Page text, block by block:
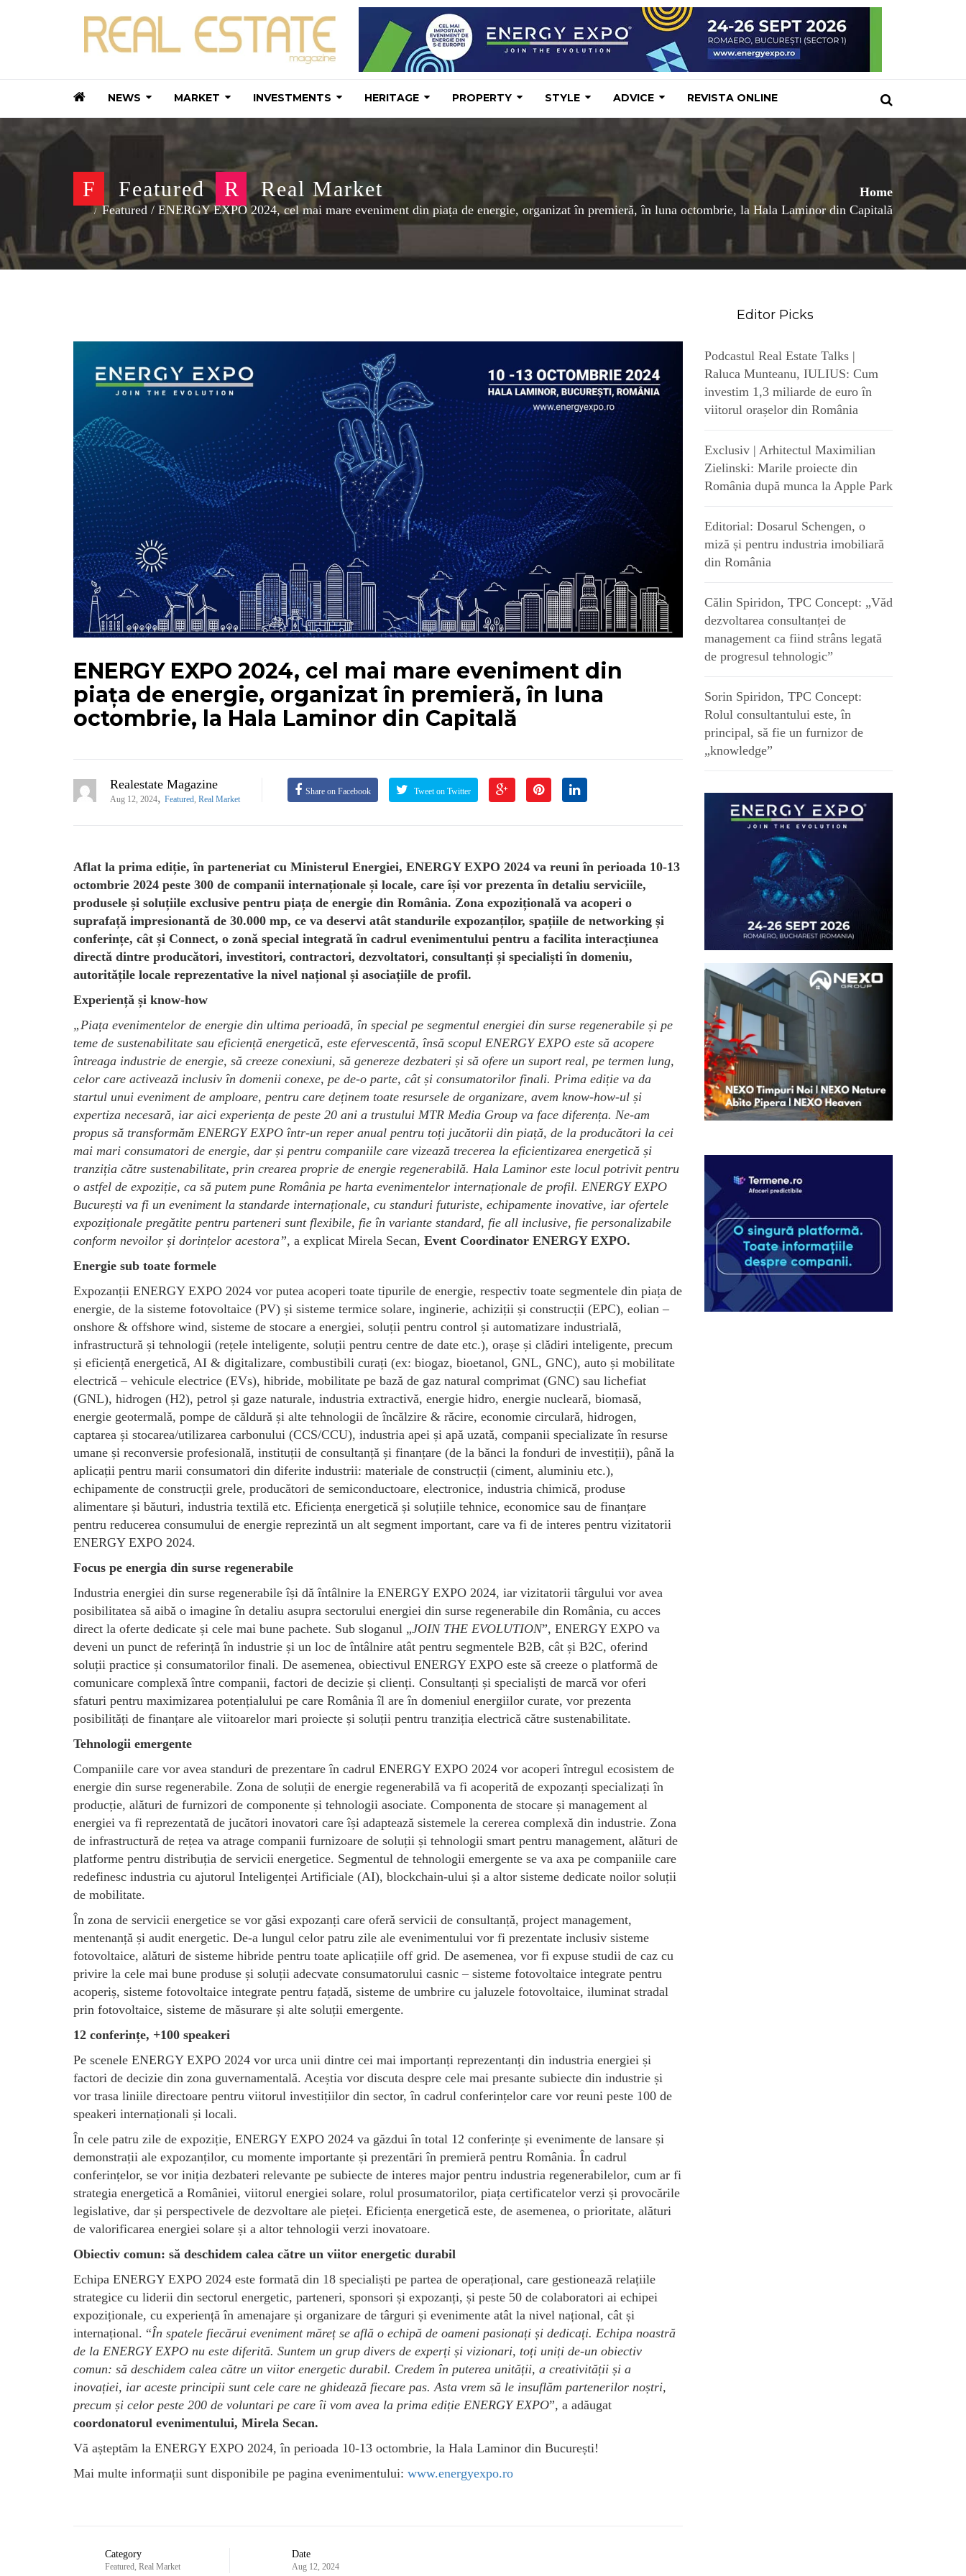
NEWS MARKET INVESTMENTS HERITAGE PROPERTY STYLE ADVICE REVISTA ONLINE
F Featured R Real Market
Home
Featured / ENERGY EXPO 2024, cel mai mare eveniment din piața de energie, organizat în premieră, în luna octombrie, la Hala Laminor din Capitală
ENERGY EXPO 2024, cel mai mare eveniment din
piața de energie, organizat în premieră, în luna
octombrie, la Hala Laminor din Capitală
Realestate Magazine
Aug 12, 2024, Featured, Real Market
Share on Facebook Tweet on Twitter
Aflat la prima ediție, în parteneriat cu Ministerul Energiei, ENERGY EXPO 2024 va reuni în perioada 10-13
octombrie 2024 peste 300 de companii internaționale și locale, care își vor prezenta în detaliu serviciile,
produsele și soluțiile exclusive pentru piața de energie din România. Zona expozițională va acoperi o
suprafață impresionantă de 30.000 mp, ce va deservi atât standurile expozanților, spațiile de networking și
conferințe, cât și Connect, o zonă special integrată în cadrul evenimentului pentru a facilita interacțiunea
directă dintre producători, investitori, contractori, dezvoltatori, consultanți și specialiști în domeniu,
autoritățile locale reprezentative la nivel național și asociațiile de profil.
Experiență și know-how
„Piața evenimentelor de energie din ultima perioadă, în special pe segmentul energiei din surse regenerabile și pe
teme de sustenabilitate sau eficiență energetică, este efervescentă, însă scopul ENERGY EXPO este să acopere
întreaga industrie de energie, să creeze conexiuni, să genereze dezbateri și să ofere un suport real, pe termen lung,
celor care activează inclusiv în domenii conexe, pe de-o parte, cât și consumatorilor finali. Prima ediție va da
startul unui eveniment de amploare, pentru care deținem toate resursele de organizare, avem know-how-ul și
expertiza necesară, iar aici experiența de peste 20 ani a trustului MTR Media Group va face diferența. Ne-am
propus să transformăm ENERGY EXPO într-un reper anual pentru toți jucătorii din piață, de la producători la cei
mai mari consumatori de energie, dar și pentru companiile care vizează trecerea la eficientizarea energetică și
tranziția către sustenabilitate, prin crearea proprie de energie regenerabilă. Hala Laminor este locul potrivit pentru
o astfel de expoziție, ca să putem pune România pe harta evenimentelor internaționale de profil. ENERGY EXPO
București va fi un eveniment la standarde internaționale, cu standuri futuriste, echipamente inovative, iar ofertele
expoziționale pregătite pentru parteneri sunt flexibile, fie în variante standard, fie all inclusive, fie personalizabile
conform nevoilor și dorințelor acestora”, a explicat Mirela Secan, Event Coordinator ENERGY EXPO.
Energie sub toate formele
Expozanții ENERGY EXPO 2024 vor putea acoperi toate tipurile de energie, respectiv toate segmentele din piața de
energie, de la sisteme fotovoltaice (PV) și sisteme termice solare, inginerie, achiziții și construcții (EPC), eolian –
onshore & offshore wind, sisteme de stocare a energiei, soluții pentru control și automatizare industrială,
infrastructură și tehnologii (rețele inteligente, soluții pentru centre de date etc.), orașe și clădiri inteligente, precum
și eficiență energetică, AI & digitalizare, combustibili curați (ex: biogaz, bioetanol, GNL, GNC), auto și mobilitate
electrică – vehicule electrice (EVs), hibride, mobilitate pe bază de gaz natural comprimat (GNC) sau lichefiat
(GNL), hidrogen (H2), petrol și gaze naturale, industria extractivă, energie hidro, energie nucleară, biomasă,
energie geotermală, pompe de căldură și alte tehnologii de încălzire & răcire, economie circulară, hidrogen,
captarea și stocarea/utilizarea carbonului (CCS/CCU), industria apei și apă uzată, companii specializate în resurse
umane și reconversie profesională, instituții de consultanță și finanțare (de la bănci la fonduri de investiții), până la
aplicații pentru marii consumatori din diferite industrii: materiale de construcții (ciment, aluminiu etc.),
echipamente de construcții grele, producători de semiconductoare, electronice, industria chimică, produse
alimentare și băuturi, industria textilă etc. Eficiența energetică și soluțiile tehnice, economice sau de finanțare
pentru reducerea consumului de energie reprezintă un alt segment important, care va fi de interes pentru vizitatorii
ENERGY EXPO 2024.
Focus pe energia din surse regenerabile
Industria energiei din surse regenerabile își dă întâlnire la ENERGY EXPO 2024, iar vizitatorii târgului vor avea
posibilitatea să aibă o imagine în detaliu asupra sectorului energiei din surse regenerabile din România, cu acces
direct la oferte dedicate și cele mai bune pachete. Sub sloganul „JOIN THE EVOLUTION”, ENERGY EXPO va
deveni un punct de referință în industrie și un loc de întâlnire atât pentru segmentele B2B, cât și B2C, oferind
soluții practice și consumatorilor finali. De asemenea, obiectivul ENERGY EXPO este să creeze o platformă de
comunicare complexă între companii, factori de decizie și clienți. Consultanți și specialiști de marcă vor oferi
sfaturi pentru maximizarea potențialului pe care România îl are în domeniul energiilor curate, vor prezenta
posibilități de finanțare ale viitoarelor mari proiecte și soluții pentru tranziția electrică către sustenabilitate.
Tehnologii emergente
Companiile care vor avea standuri de prezentare în cadrul ENERGY EXPO 2024 vor acoperi întregul ecosistem de
energie din surse regenerabile. Zona de soluții de energie regenerabilă va fi acoperită de expozanți specializați în
producție, alături de furnizori de componente și tehnologii asociate. Componenta de stocare și management al
energiei va fi reprezentată de jucători inovatori care își adaptează sistemele la cererea complexă din industrie. Zona
de infrastructură de rețea va atrage companii furnizoare de soluții și tehnologii smart pentru management, alături de
platforme pentru distribuția de servicii energetice. Segmentul de tehnologii emergente se va axa pe companiile care
redefinesc industria cu ajutorul Inteligenței Artificiale (AI), blockchain-ului și a altor sisteme dedicate noilor soluții
de mobilitate.
În zona de servicii energetice se vor găsi expozanți care oferă servicii de consultanță, project management,
mentenanță și audit energetic. De-a lungul celor patru zile ale evenimentului vor fi prezentate inclusiv sisteme
fotovoltaice, alături de sisteme hibride pentru toate aplicațiile off grid. De asemenea, vor fi expuse studii de caz cu
privire la cele mai bune produse și soluții adecvate consumatorului casnic – sisteme fotovoltaice integrate pentru
acoperiș, sisteme fotovoltaice integrate pentru fațadă, sisteme de umbrire cu jaluzele fotovoltaice, iluminat stradal
prin fotovoltaice, sisteme de măsurare și alte soluții emergente.
12 conferințe, +100 speakeri
Pe scenele ENERGY EXPO 2024 vor urca unii dintre cei mai importanți reprezentanți din industria energiei și
factori de decizie din zona guvernamentală. Aceștia vor discuta despre cele mai presante subiecte din industrie și
vor trasa liniile directoare pentru viitorul investițiilor din sector, în cadrul conferințelor care vor reuni peste 100 de
speakeri internaționali și locali.
În cele patru zile de expoziție, ENERGY EXPO 2024 va găzdui în total 12 conferințe și evenimente de lansare și
demonstrații ale expozanților, cu momente importante și prezentări în premieră pentru România. În cadrul
conferințelor, se vor iniția dezbateri relevante pe subiecte de interes major pentru industria regenerabilelor, cum ar fi
strategia energetică a României, viitorul energiei solare, rolul prosumatorilor, piața certificatelor verzi și provocările
legislative, dar și perspectivele de dezvoltare ale pieței. Eficiența energetică este, de asemenea, o prioritate, alături
de valorificarea energiei solare și a altor tehnologii verzi inovatoare.
Obiectiv comun: să deschidem calea către un viitor energetic durabil
Echipa ENERGY EXPO 2024 este formată din 18 specialiști pe partea de operațional, care gestionează relațiile
strategice cu liderii din sectorul energetic, parteneri, sponsori și expozanți, și peste 50 de colaboratori ai echipei
expoziționale, cu experiență în amenajare și organizare de târguri și evenimente atât la nivel național, cât și
internațional. “În spatele fiecărui eveniment măreț se află o echipă de oameni pasionați și dedicați. Echipa noastră
de la ENERGY EXPO nu este diferită. Suntem un grup divers de experți și vizionari, toți uniți de-un obiectiv
comun: să deschidem calea către un viitor energetic durabil. Credem în puterea unității, a creativității și a
inovației, iar aceste principii sunt cele care ne ghidează fiecare pas. Asta vrem să le insuflăm partenerilor noștri,
precum și celor peste 200 de voluntari pe care îi vom avea la prima ediție ENERGY EXPO”, a adăugat
coordonatorul evenimentului, Mirela Secan.
Vă așteptăm la ENERGY EXPO 2024, în perioada 10-13 octombrie, la Hala Laminor din București!
Mai multe informații sunt disponibile pe pagina evenimentului: www.energyexpo.ro
Category
Featured, Real Market
Date
Aug 12, 2024
Editor Picks
Podcastul Real Estate Talks |
Raluca Munteanu, IULIUS: Cum
investim 1,3 miliarde de euro în
viitorul orașelor din România
Exclusiv | Arhitectul Maximilian
Zielinski: Marile proiecte din
România după munca la Apple Park
Editorial: Dosarul Schengen, o
miză și pentru industria imobiliară
din România
Călin Spiridon, TPC Concept: „Văd
dezvoltarea consultanței de
management ca fiind strâns legată
de progresul tehnologic”
Sorin Spiridon, TPC Concept:
Rolul consultantului este, în
principal, să fie un furnizor de
„knowledge”